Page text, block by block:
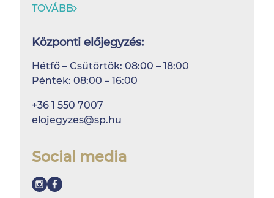
TOVÁBB
Központi előjegyzés:
Hétfő – Csütörtök: 08:00 – 18:00
Péntek: 08:00 – 16:00
+36 1 550 7007
elojegyzes@sp.hu
Social media